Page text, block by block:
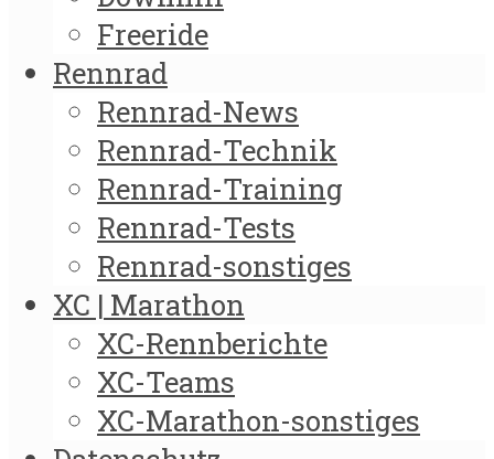
Freeride
Rennrad
Rennrad-News
Rennrad-Technik
Rennrad-Training
Rennrad-Tests
Rennrad-sonstiges
XC | Marathon
XC-Rennberichte
XC-Teams
XC-Marathon-sonstiges